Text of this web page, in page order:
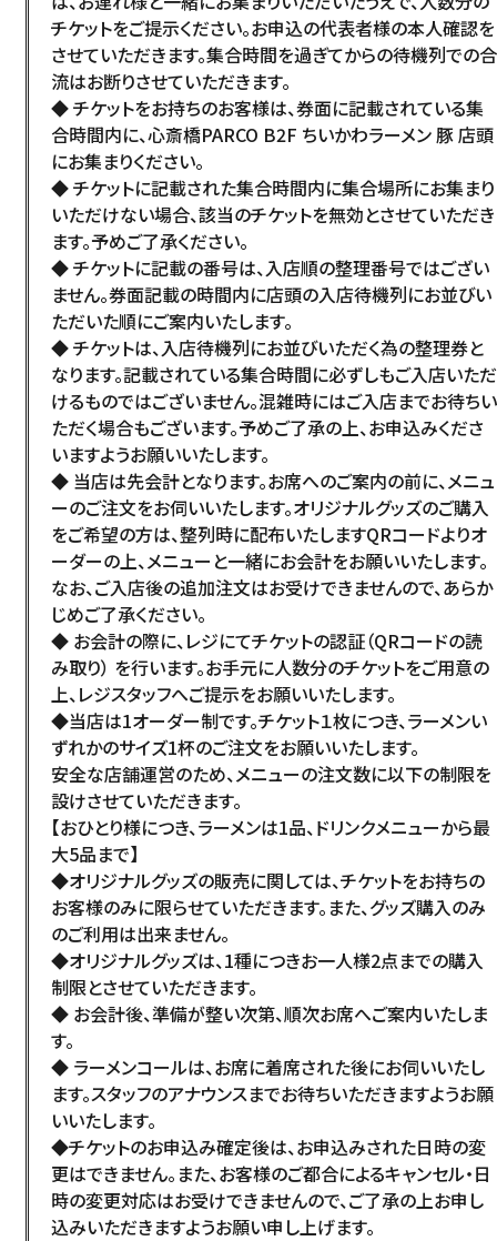
アーカイブ
ARCHIVE
한국
日本語
チケットをご提示ください。お申込の代表者様の本人確認を
させていただきます。集合時間を過ぎてからの待機列での合
流はお断りさせていただきます。
◆ チケットをお持ちのお客様は、券面に記載されている集
合時間内に、心斎橋PARCO B2F ちいかわラーメン 豚 店頭
にお集まりください。
◆ チケットに記載された集合時間内に集合場所にお集まり
いただけない場合、該当のチケットを無効とさせていただき
ます。予めご了承ください。
◆ チケットに記載の番号は、入店順の整理番号ではござい
ません。券面記載の時間内に店頭の入店待機列にお並びい
ただいた順にご案内いたします。
◆ チケットは、入店待機列にお並びいただく為の整理券と
なります。記載されている集合時間に必ずしもご入店いただ
けるものではございません。混雑時にはご入店までお待ちい
ただく場合もございます。予めご了承の上、お申込みくださ
いますようお願いいたします。
◆ 当店は先会計となります。お席へのご案内の前に、メニュ
ーのご注文をお伺いいたします。オリジナルグッズのご購入
をご希望の方は、整列時に配布いたしますQRコードよりオ
ーダーの上、メニューと一緒にお会計をお願いいたします。
なお、ご入店後の追加注文はお受けできませんので、あらか
じめご了承ください。
◆ お会計の際に、レジにてチケットの認証（QRコードの読
み取り） を行います。お手元に人数分のチケットをご用意の
上、レジスタッフへご提示をお願いいたします。
◆当店は1オーダー制です。チケット１枚につき、ラーメンい
ずれかのサイズ1杯のご注文をお願いいたします。
安全な店舗運営のため、メニューの注文数に以下の制限を
設けさせていただきます。
【おひとり様につき、ラーメンは1品、ドリンクメニューから最
大5品まで】
◆オリジナルグッズの販売に関しては、チケットをお持ちの
お客様のみに限らせていただきます。また、グッズ購入のみ
のご利用は出来ません。
◆オリジナルグッズは、1種につきお一人様2点までの購入
制限とさせていただきます。
◆ お会計後、準備が整い次第、順次お席へご案内いたしま
す。
◆ ラーメンコールは、お席に着席された後にお伺いいたし
ます。スタッフのアナウンスまでお待ちいただきますようお願
いいたします。
◆チケットのお申込み確定後は、お申込みされた日時の変
更はできません。また、お客様のご都合によるキャンセル・日
時の変更対応はお受けできませんので、ご了承の上お申し
込みいただきますようお願い申し上げます。